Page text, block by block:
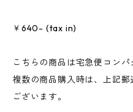
￥640- (tax in)
こちらの商品は宅急便コンパ
複数の商品購入時は、上記
ございます。